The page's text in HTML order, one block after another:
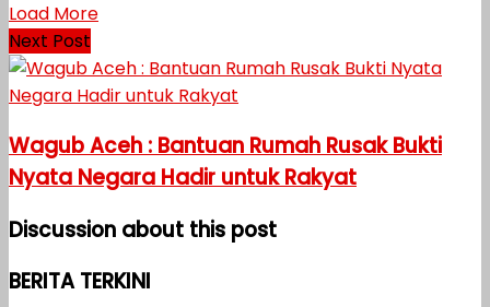
Load More
Next Post
Wagub Aceh : Bantuan Rumah Rusak Bukti
Nyata Negara Hadir untuk Rakyat
Discussion about this post
BERITA TERKINI